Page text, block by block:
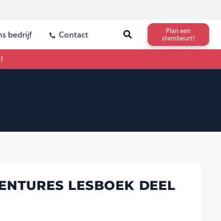
bedrijf Contact
Plan een
stembeurt!
LESBOEK DEEL